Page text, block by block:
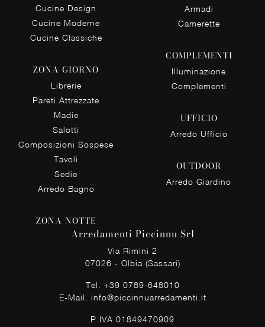
Cucine Design
Cucine Moderne
Cucine Classiche
ZONA GIORNO
Librerie
Pareti Attrezzate
Madie
Salotti
Composizioni Sospese
Tavoli
Sedie
Arredo Bagno
ZONA NOTTE
Armadi
Camerette
COMPLEMENTI
Illuminazione
Complementi
UFFICIO
Arredo Ufficio
OUTDOOR
Arredo Giardino
Arredamenti Piccinnu Srl
Via Rimini 2
07026 - Olbia (Sassari)
Tel. +39 0789-648010
E-Mail. info@piccinnuarredamenti.it
P.IVA 01849470909